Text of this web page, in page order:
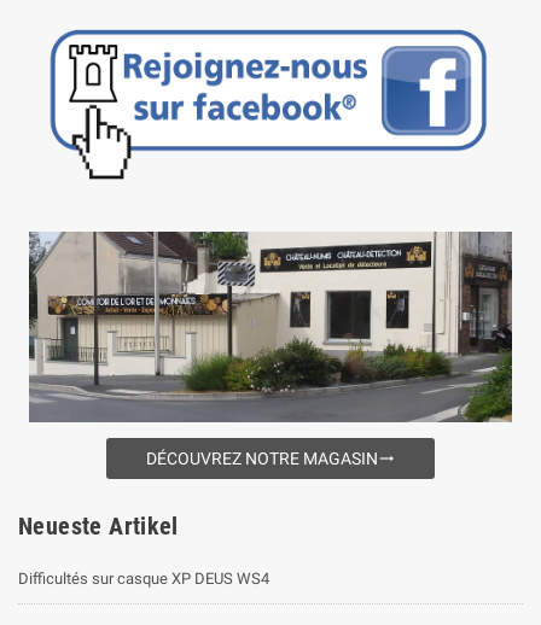
DÉCOUVREZ NOTRE MAGASINtrending_flat
Neueste Artikel
Difficultés sur casque XP DEUS WS4